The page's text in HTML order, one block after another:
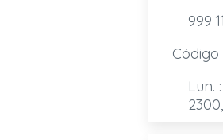
999
Código
Lun.